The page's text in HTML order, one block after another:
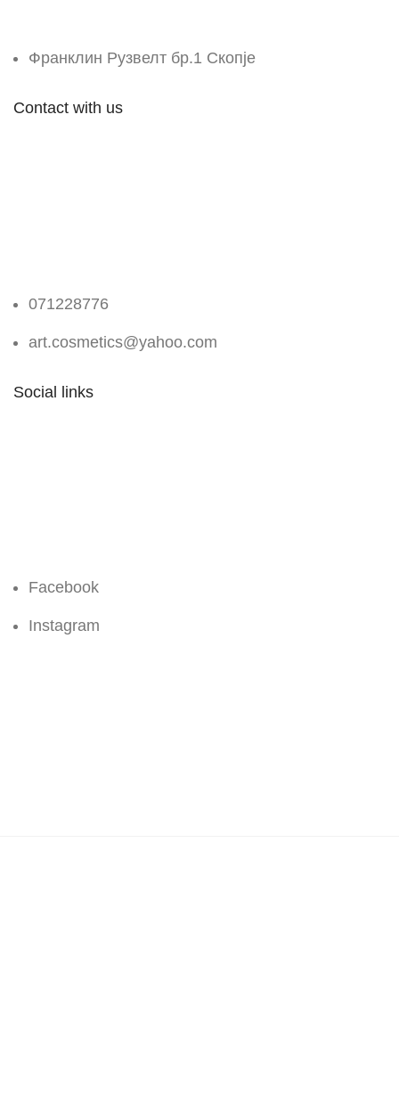
Франклин Рузвелт бр.1 Скопје
Contact with us
071228776
art.cosmetics@yahoo.com
Social links
Facebook
Instagram